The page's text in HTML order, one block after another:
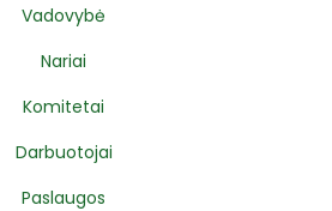
Vadovybė
Nariai
Komitetai
Darbuotojai
Paslaugos